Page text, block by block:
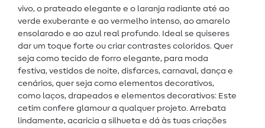
vivo, o prateado elegante e o laranja radiante até ao
verde exuberante e ao vermelho intenso, ao amarelo
ensolarado e ao azul real profundo. Ideal se quiseres
dar um toque forte ou criar contrastes coloridos. Quer
seja como tecido de forro elegante, para moda
festiva, vestidos de noite, disfarces, carnaval, dança e
cenários, quer seja como elementos decorativos,
como laços, drapeados e elementos decorativos: Este
cetim confere glamour a qualquer projeto. Arrebata
lindamente, acaricia a silhueta e dá às tuas criações